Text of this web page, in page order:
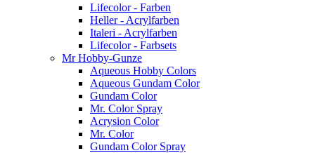
Lifecolor - Farben
Heller - Acrylfarben
Italeri - Acrylfarben
Lifecolor - Farbsets
Mr Hobby-Gunze
Aqueous Hobby Colors
Aqueous Gundam Color
Gundam Color
Mr. Color Spray
Acrysion Color
Mr. Color
Gundam Color Spray